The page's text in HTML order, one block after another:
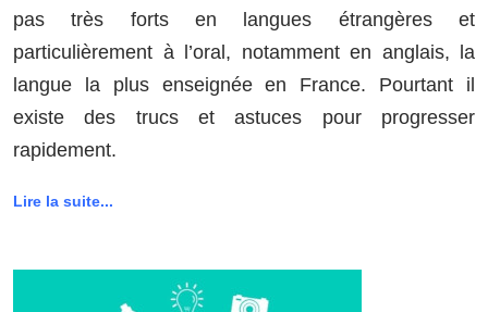
pas très forts en langues étrangères et
particulièrement à l’oral, notamment en anglais, la
langue la plus enseignée en France. Pourtant il
existe des trucs et astuces pour progresser
rapidement.
Lire la suite...